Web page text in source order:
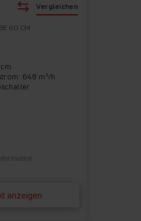
60 CM
anzeigen
648 m³/h
Vergleichen